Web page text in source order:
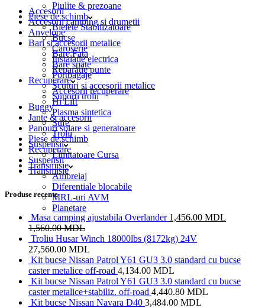
Piulite & prezoane
Piese de schimb
Bielete Stabilizatoare
Bucse
Caroserie
Instalatie electrica
Reparatie punte
Recuperare
Accesorii recuperare
Hi Lift
Plasma sintetica
Sufe
Trolii
Suspensii
Limitatoare Cursa
Transmisie
Ambreiaj
Diferentiale blocabile
MRL-uri AVM
Planetare
Accesorii
Accesorii camping si drumetii
Anvelope
Bari si accesorii metalice
Bare Fata
Bare spate
Portbagaje
Scuturi si accesorii metalice
Suporti trolii
Buggy
Jante & accesorii
Panouri solare si generatoare
Piese de schimb
Recuperare
Suspensii
Transmisie
Produse recente
Masa camping ajustabila Overlander 1,456.00 MDL
1,560.00MDL
Troliu Husar Winch 18000lbs (8172kg) 24V
27,560.00 MDL
Kit bucse Nissan Patrol Y61 GU3 3.0 standard cu bucse
caster metalice off-road 4,134.00 MDL
Kit bucse Nissan Patrol Y61 GU3 3.0 standard cu bucse
caster metalice+stabiliz. off-road 4,440.80 MDL
Kit bucse Nissan Navara D40 3,484.00 MDL